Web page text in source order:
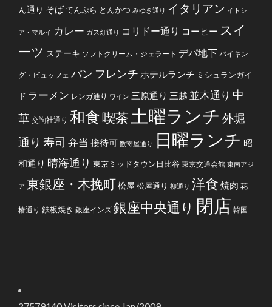
ん通り そばてんぷら とんかつ みゆき通り イタリアン イトシ
ア・マルイ カレー ガス灯通り コリドー通り コーヒー スイ
ーツ ステーキ ソフトクリーム・ジェラート デパ地下 バイキン
グ・ビュッフェ パン フレンチ ホテルランチ ミシュランガイ
ド ラーメン レンガ通り ワイン 三原通り 三越 並木通り 中
華 交詢社通り 和食喫茶 土曜ランチ 外堀
通り 寿司 弁当 接待可 数寄屋通り 日曜ランチ 昭
和通り 晴海通り 東京ミッドタウン日比谷 東京交通会館 東南アジ
ア 東銀座・木挽町松屋 松屋通り 柳通り 洋食 焼肉 花
椿通り 鉄板焼き 銀座インズ 銀座中央通り 閉店 韓国